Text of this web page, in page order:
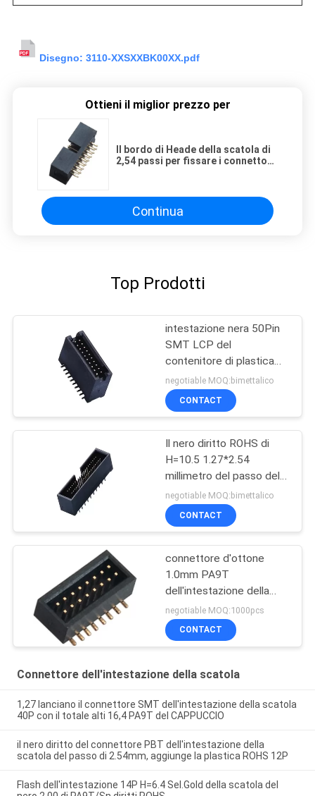
Disegno: 3110-XXSXXBK00XX.pdf
Ottieni il miglior prezzo per
Il bordo di Heade della scatola di
2,54 passi per fissare i connettori
Continua
Top Prodotti
intestazione nera 50Pin
SMT LCP del
contenitore di plastica
1,27 con il materiale ad
alta temperatura ROHS di
Diff.Post
negotiable MOQ:bimettalico
CONTACT
Il nero diritto ROHS di
H=10.5 1.27*2.54
millimetro del passo della
scatola del connettore
tetrastico PA9T
dell'intestazione
negotiable MOQ:bimettalico
CONTACT
connettore d'ottone
1.0mm PA9T
dell'intestazione della
scatola di SMT
dell'istantaneo dell'oro di
Pin 2* 8
negotiable MOQ:1000pcs
CONTACT
Connettore dell'intestazione della scatola
1,27 lanciano il connettore SMT dell'intestazione della scatola
40P con il totale alti 16,4 PA9T del CAPPUCCIO
il nero diritto del connettore PBT dell'intestazione della
scatola del passo di 2.54mm, aggiunge la plastica ROHS 12P
Flash dell'intestazione 14P H=6.4 Sel.Gold della scatola del